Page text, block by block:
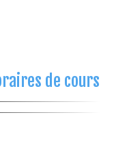
de cours